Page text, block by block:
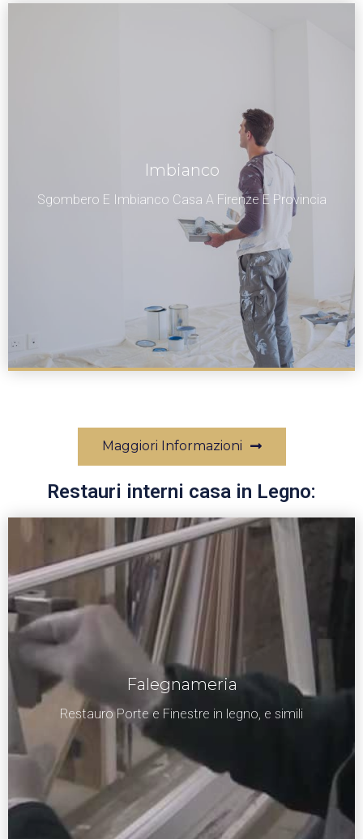
Imbianco
Sgombero E Imbianco Casa A Firenze E Provincia
Maggiori Informazioni
Restauri interni casa in Legno:
Falegnameria
Restauro Porte e Finestre in legno, e simili